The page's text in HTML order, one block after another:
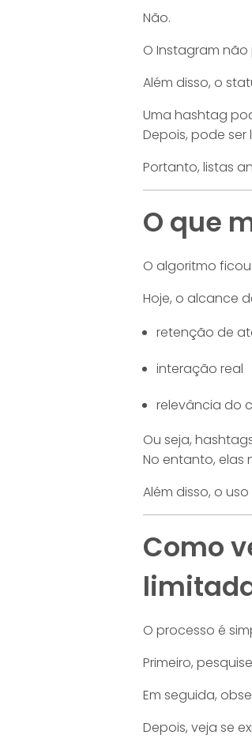
Não.
O Instagram
Além disso, o
Uma hashtag
Depois, pode ser
Portanto, listas
O que
O algoritmo
Hoje, o alcance
retenção de
interação real
relevância do
Ou seja,
No entanto, elas
Além disso, o
Como
O processo é
Primeiro,
Em seguida,
Depois, veja se